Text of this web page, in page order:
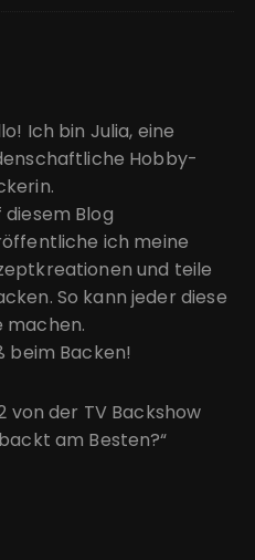
Ich bin Julia, eine
Hobby-
diesem Blog
ich meine
und teile
So kann jeder diese
machen.
beim Backen!
von der TV Backshow
am Besten?“